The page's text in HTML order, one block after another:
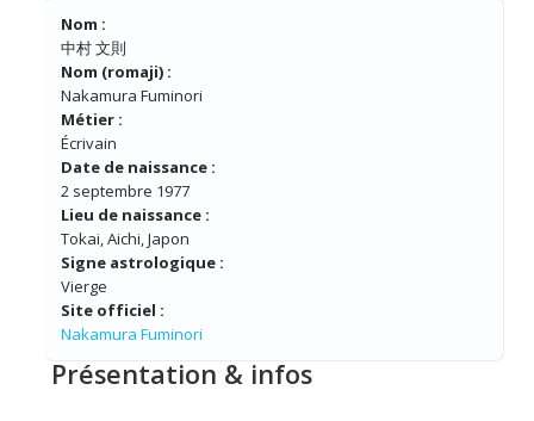
Nom :
中村 文則
Nom (romaji) :
Nakamura Fuminori
Métier :
Écrivain
Date de naissance :
2 septembre 1977
Lieu de naissance :
Tokai, Aichi, Japon
Signe astrologique :
Vierge
Site officiel :
Nakamura Fuminori
Présentation & infos